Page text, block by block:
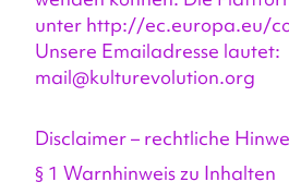
unter http://ec.europa.eu/
Unsere Emailadresse lautet:
mail@kulturevolution.org
Disclaimer – rechtliche
§ 1 Warnhinweis zu Inhalten